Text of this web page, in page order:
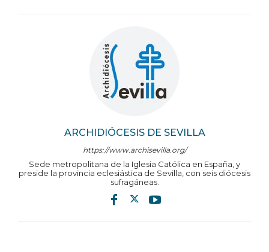
ARCHIDIÓCESIS DE SEVILLA
https://www.archisevilla.org/
Sede metropolitana de la Iglesia Católica en España, y
preside la provincia eclesiástica de Sevilla, con seis diócesis
sufragáneas.